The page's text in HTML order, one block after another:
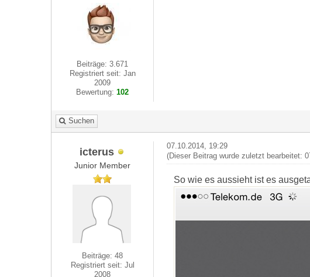
Beiträge: 3.671
Registriert seit: Jan
2009
Bewertung:102
Suchen
icterus
Junior Member
Beiträge: 48
Registriert seit: Jul
2008
07.10.2014, 19:29
(Dieser Beitrag wurde zuletzt bearbeitet:
So wie es aussieht ist es